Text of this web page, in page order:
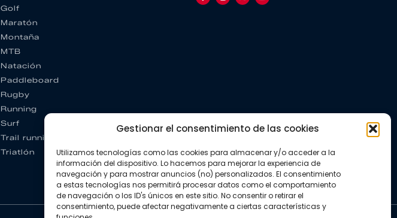
Gestionar el consentimiento de las cookies
Utilizamos tecnologías como las cookies para almacenar y/o acceder a la
información del dispositivo. Lo hacemos para mejorar la experiencia de
navegación y para mostrar anuncios (no) personalizados. El consentimiento
a estas tecnologías nos permitirá procesar datos como el comportamiento
de navegación o los ID's únicos en este sitio. No consentir o retirar el
consentimiento, puede afectar negativamente a ciertas características y
Golf
Maratón
Montaña
MTB
Natación
Paddleboard
Rugby
Running
Surf
Trail running
Triatlón